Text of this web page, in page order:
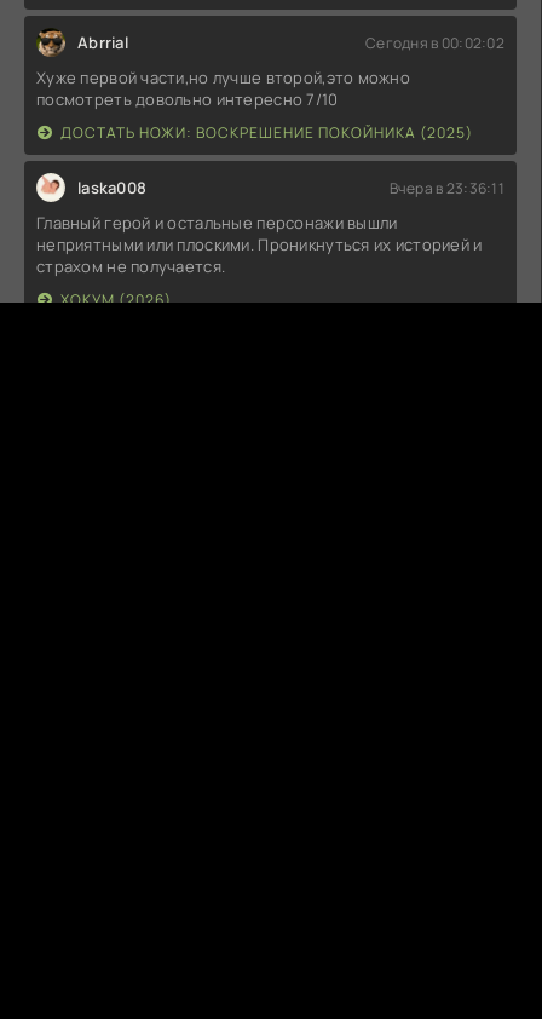
Abrrial Сегодня в 00:02:02
Хуже первой части,но лучше второй,это можно
посмотреть довольно интересно 7/10
ДОСТАТЬ НОЖИ: ВОСКРЕШЕНИЕ ПОКОЙНИКА (2025)
laska008 Вчера в 23:36:11
Главный герой и остальные персонажи вышли
неприятными или плоскими. Проникнуться их историей и
страхом не получается.
ХОКУМ (2026)